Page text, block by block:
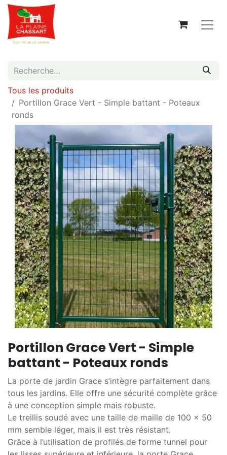
Tous les produits
Portillon Grace Vert - Simple battant - Poteaux
ronds
Portillon Grace Vert - Simple
battant - Poteaux ronds
La porte de jardin Grace s’intègre parfaitement dans
tous les jardins. Elle offre une sécurité complète grâce
à une conception simple mais robuste.
Le treillis soudé avec une taille de maille de 100 x 50
mm semble léger, mais il est très résistant.
Grâce à l’utilisation de profilés de forme tunnel pour